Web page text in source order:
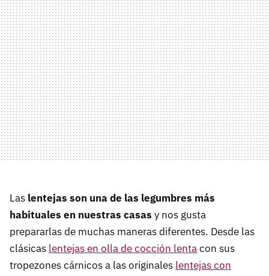
Las lentejas son una de las legumbres más
habituales en nuestras casas y nos gusta
prepararlas de muchas maneras diferentes. Desde las
clásicas lentejas en olla de cocción lentacon sus
tropezones cárnicos a las originales lentejas con